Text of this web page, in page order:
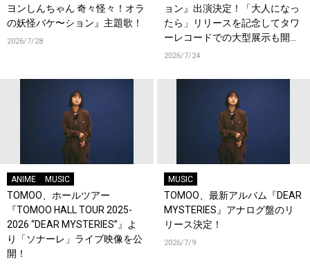
ヨンしんちゃん 奇々怪々！オラ
の妖怪バケ〜ション』主題歌！
2026/7/28
ョン』出演決定！「大人になっ
たら」リリースを記念してタワ
ーレコードでの大型展示も開
催！
2026/7/24
ANIME MUSIC
TOMOO、ホールツアー
『TOMOO HALL TOUR 2025-
2026 “DEAR MYSTERIES”』よ
り「ソナーレ」ライブ映像を公
開！
MUSIC
TOMOO、最新アルバム『DEAR
MYSTERIES』アナログ盤のリ
リース決定！
2026/7/9